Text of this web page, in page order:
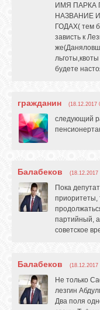
ИМЯ ПАРКА
НАЗВАНИЕ
ГОДАХ( тем
зависть к
будете
гражданин (18.12.2017
следующий
Балабеков (18.12.2017
Пока
приоритеты,
партийный,
советское
Балабеков (18.12.2017
Не только
лезгин
Два поля